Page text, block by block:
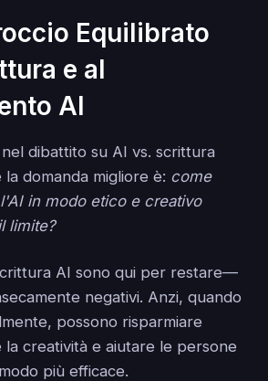
Equilibrato
e al
AI
dibattito su AI vs. scrittura
domanda migliore è: come
in modo etico e creativo
limite?
AI sono qui per restare—
negativi. Anzi, quando
possono risparmiare
la creatività e aiutare le persone
più efficace.